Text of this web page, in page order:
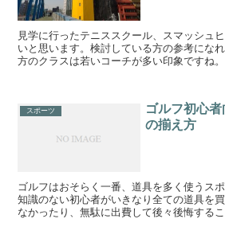
見学に行ったテニススクール、スマッシュ
いと思います。検討している方の参考にな
方のクラスは若いコーチが多い印象ですね
スポーツ
ゴルフ初心
の揃え方
ゴルフはおそらく一番、道具を多く使うス
知識のない初心者がいきなり全ての道具を
なかったり、無駄に出費して後々後悔する